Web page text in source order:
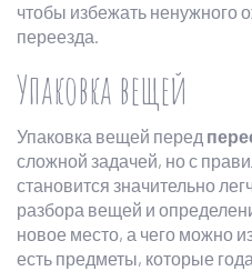
чтобы избежать ненужного
переезда.
Упаковка вещей
Упаковка вещей перед
сложной задачей, но с
становится значительно
разбора вещей и
новое место, а чего можно
есть предметы, которые